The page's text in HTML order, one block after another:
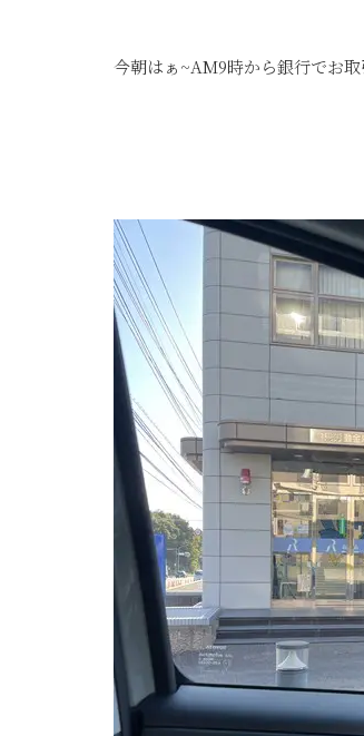
今朝はぁ~AM9時から銀行でお